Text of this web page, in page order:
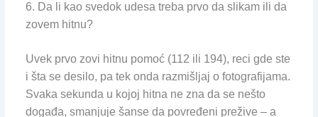
6. Da li kao svedok udesa treba prvo da slikam ili da
zovem hitnu?
Uvek prvo zovi hitnu pomoć (112 ili 194), reci gde ste
i šta se desilo, pa tek onda razmišljaj o fotografijama.
Svaka sekunda u kojoj hitna ne zna da se nešto
događa, smanjuje šanse da povređeni prežive – a